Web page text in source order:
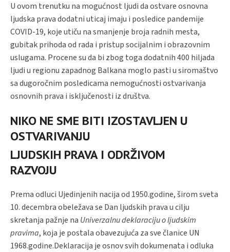
U ovom trenutku na mogućnost ljudi da ostvare osnovna
ljudska prava dodatni uticaj imaju i posledice pandemije
COVID-19, koje utiču na smanjenje broja radnih mesta,
gubitak prihoda od rada i pristup socijalnim i obrazovnim
uslugama. Procene su da bi zbog toga dodatnih 400 hiljada
ljudi u regionu zapadnog Balkana moglo pasti u siromaštvo
sa dugoročnim posledicama nemogućnosti ostvarivanja
osnovnih prava i isključenosti iz društva.
NIKO NE SME BITI IZOSTAVLJEN U
OSTVARIVANJU
LJUDSKIH PRAVA I ODRŽIVOM
RAZVOJU
Prema odluci Ujedinjenih nacija od 1950.godine, širom sveta
10. decembra obeležava se Dan ljudskih prava u cilju
skretanja pažnje na Univerzalnu deklaraciju o ljudskim
pravima, koja je postala obavezujuća za sve članice UN
1968.godine.Deklaracija je osnov svih dokumenata i odluka